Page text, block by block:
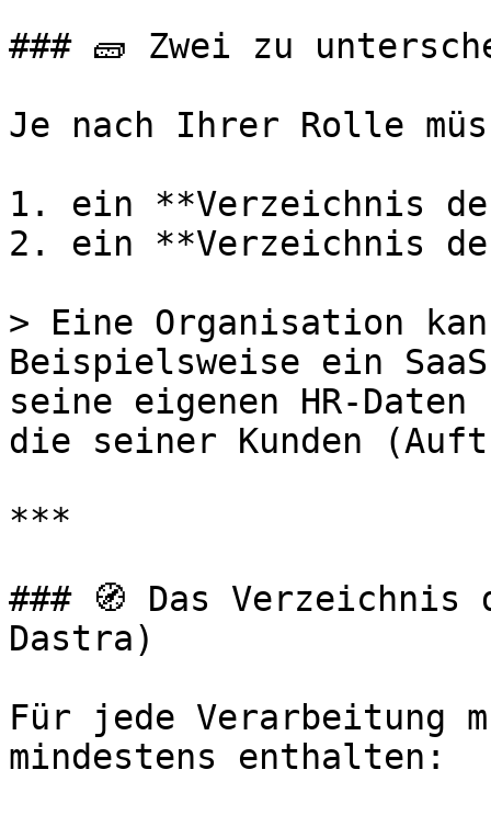
### 🧱 Zwei zu
Je nach Ihrer Rolle
1. ein **Verzeichnis
2. ein **Verzeichnis
> Eine Organisation
Beispielsweise ein
seine eigenen HR-
die seiner Kunden
***
### 🧭 Das
Dastra)
Für jede Verarbeitung
mindestens enthalten: